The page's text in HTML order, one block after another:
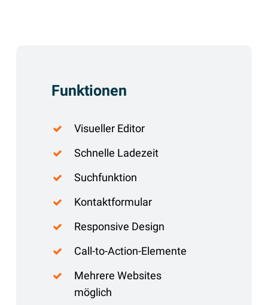
Funktionen
Visueller Editor
Schnelle Ladezeit
Suchfunktion
Kontaktformular
Responsive Design
Call-to-Action-Elemente
Mehrere Websites
möglich